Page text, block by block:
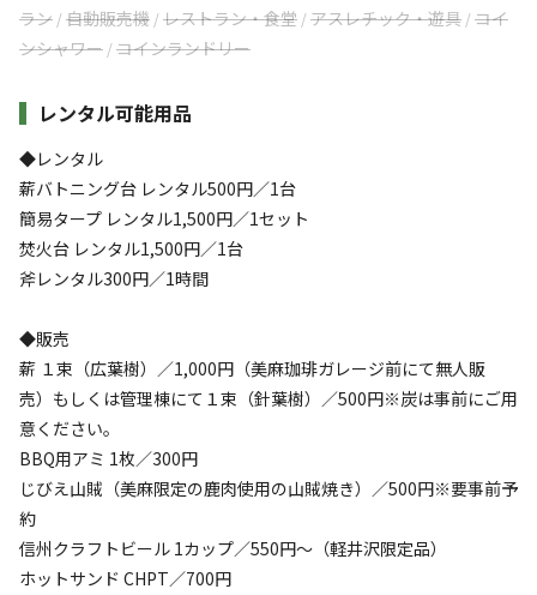
ラン /自動販売機 /レストラン・食堂 /アスレチック・遊具 /コイ
ンシャワー /コインランドリー
レンタル可能用品
◆レンタル
薪バトニング台 レンタル500円／1台
簡易タープ レンタル1,500円／1セット
焚火台 レンタル1,500円／1台
斧レンタル300円／1時間
◆販売
薪 １束（広葉樹）／1,000円（美麻珈琲ガレージ前にて無人販
売）もしくは管理棟にて１束（針葉樹）／500円※炭は事前にご用
意ください。
BBQ用アミ 1枚／300円
じびえ⼭賊（美⿇限定の⿅⾁使⽤の⼭賊焼き）／500円※要事前予
約
信州クラフトビール 1カップ／550円～（軽井沢限定品）
ホットサンド CHPT／700円